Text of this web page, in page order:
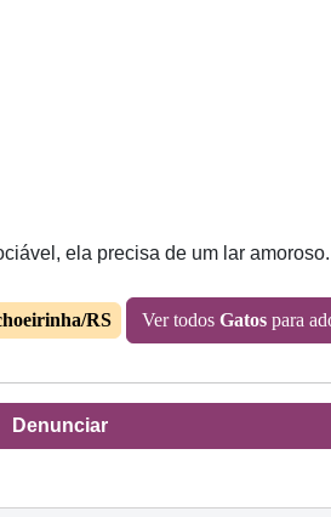
ela precisa de um lar
RS Ver todos Gatos para
Denunciar